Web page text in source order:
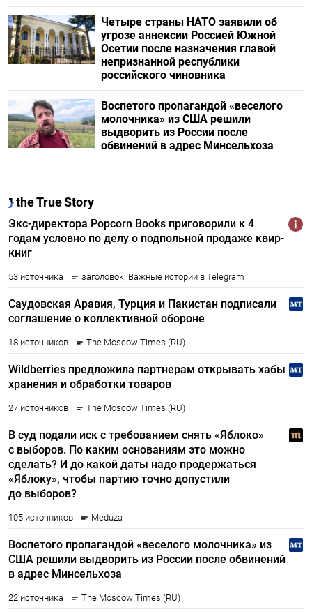
Четыре страны НАТО заявили об
угрозе аннексии Россией Южной
Осетии после назначения главой
непризнанной республики
российского чиновника
Воспетого пропагандой «веселого
молочника» из США решили
выдворить из России после
обвинений в адрес Минсельхоза